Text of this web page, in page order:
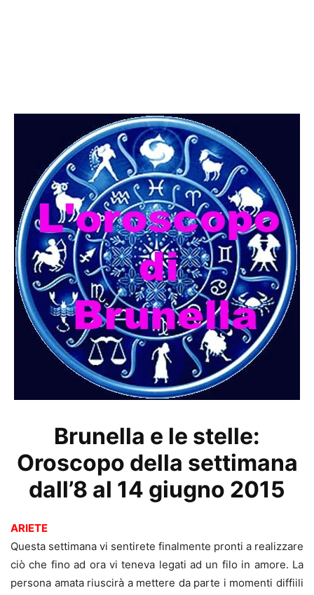
Brunella e le stelle:
Oroscopo della settimana
dall’8 al 14 giugno 2015
ARIETE
Questa settimana vi sentirete finalmente pronti a realizzare
ciò che fino ad ora vi teneva legati ad un filo in amore. La
persona amata riuscirà a mettere da parte i momenti diffiili